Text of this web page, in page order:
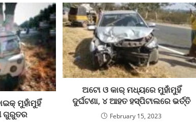
ମୁହାଁମୁହିଁ
ଗୁରୁତର
ଅଟୋ ଓ କାର୍ ମଧ୍ୟରେ ମୁହାଁମୁହିଁ
ଦୁର୍ଘଟଣା, ୪ ଆହତ ହସ୍ପିଟାଲରେ ଭର୍ତ୍ତି
February 15, 2023